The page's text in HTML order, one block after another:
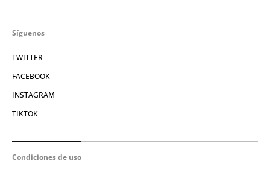
Síguenos
TWITTER
FACEBOOK
INSTAGRAM
TIKTOK
Condiciones de uso